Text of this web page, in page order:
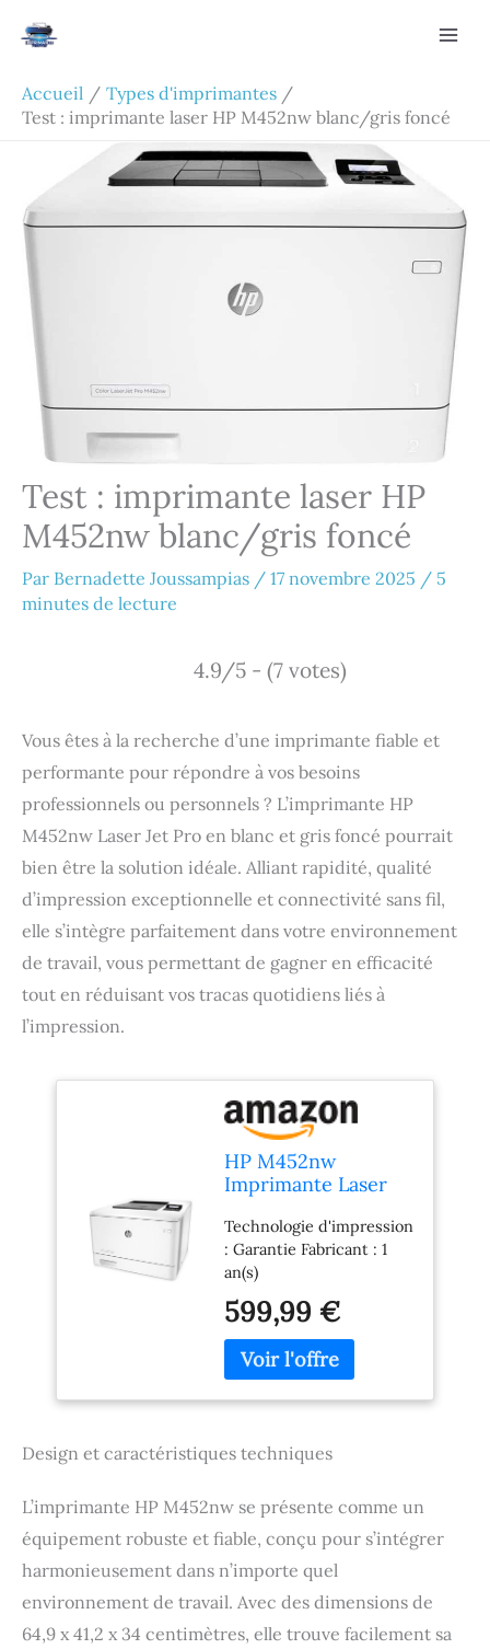
Accueil
Types d'imprimantes
Test : imprimante laser HP M452nw blanc/gris foncé
Test : imprimante laser HP
M452nw blanc/gris foncé
Par Bernadette Joussampias / 17 novembre 2025 / 5
minutes de lecture
4.9/5 - (7 votes)
Vous êtes à la recherche d’une imprimante fiable et
performante pour répondre à vos besoins
professionnels ou personnels ? L’imprimante HP
M452nw Laser Jet Pro en blanc et gris foncé pourrait
bien être la solution idéale. Alliant rapidité, qualité
d’impression exceptionnelle et connectivité sans fil,
elle s’intègre parfaitement dans votre environnement
de travail, vous permettant de gagner en efficacité
tout en réduisant vos tracas quotidiens liés à
l’impression.
HP M452nw
Imprimante Laser
Foncé
Technologie d'impression
: Garantie Fabricant : 1
an(s)
599,99 €
Design et caractéristiques techniques
L’imprimante HP M452nw se présente comme un
équipement robuste et fiable, conçu pour s’intégrer
harmonieusement dans n’importe quel
environnement de travail. Avec des dimensions de
64,9 x 41,2 x 34 centimètres, elle trouve facilement sa
Rechercher